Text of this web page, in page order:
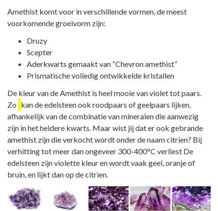
Amethist komt voor in verschillende vormen, de meest
voorkomende groeivorm zijn:
Druzy
Scepter
Aderkwarts gemaakt van “Chevron amethist”
Prismatische volledig ontwikkelde kristallen
De kleur van de Amethist is heel mooie van violet tot paars.
Zo kan de edelsteen ook roodpaars of geelpaars lijken,
afhankelijk van de combinatie van mineralen die aanwezig
zijn in het heldere kwarts. Maar wist jij dat er ook gebrande
amethist zijn die verkocht wordt onder de naam citrien? Bij
verhitting tot meer dan ongeveer 300-400°C verliest De
edelsteen zijn violette kleur en wordt vaak geel, oranje of
bruin, en lijkt dan op de citrien.